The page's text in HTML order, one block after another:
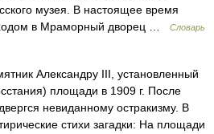
музея. В настоящее время
в Мраморный дворец …
Словарь
Александру III, установленный
площади в 1909 г. После
невиданному остракизму. В
стихи загадки: На площади